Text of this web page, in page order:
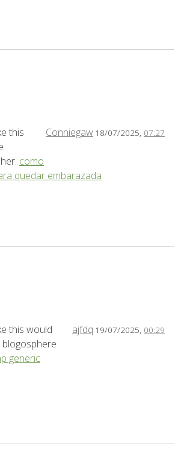
Conniegaw 18/07/2025, 07:27
this
como
quedar embarazada
ajfdq 19/07/2025, 00:29
this would
generic